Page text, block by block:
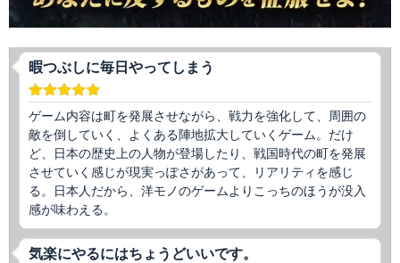
暇つぶしに毎日やってしまう
ゲーム内容は町を発展させながら、戦力を強化して、周囲の
敵を倒していく、よくある陣地拡大していくゲーム。だけ
ど、日本の歴史上の人物が登場したり、戦国時代の町を発展
させていく感じが現実っぽさがあって、リアリティを感じ
る。日本人だから、洋モノのゲームよりこっちのほうが没入
感が味わえる。
気楽にやるにはちょうどいいです。